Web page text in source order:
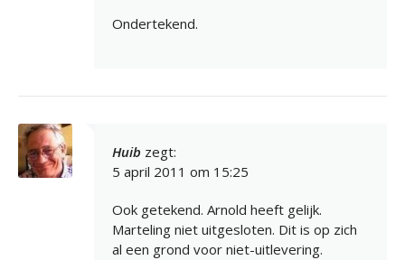
Ondertekend.
Huib zegt:
5 april 2011 om 15:25
Ook getekend. Arnold heeft gelijk.
Marteling niet uitgesloten. Dit is op zich
al een grond voor niet-uitlevering.